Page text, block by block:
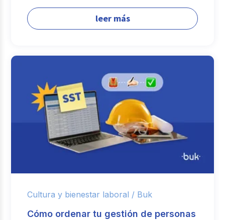
leer más
Cultura y bienestar laboral / Buk
Cómo ordenar tu gestión de personas